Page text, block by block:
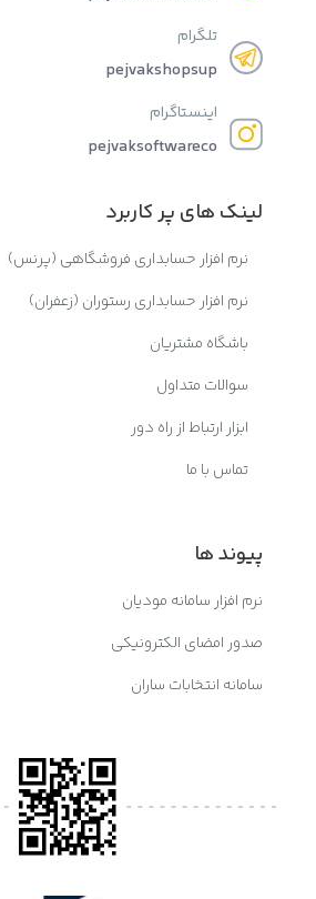
تلگرام
pejvakshopsup
اینستاگرام
pejvaksoftwareco
لینک های پر کاربرد
نرم افزار حسابداری فروشگاهی (پرنس)
نرم افزار حسابداری رستوران (زعفران)
باشگاه مشتریان
سوالات متداول
ابزار ارتباط از راه دور
تماس با ما
پیوند ها
نرم افزار سامانه مودیان
صدور امضای الکترونیکی
سامانه انتخابات ساران